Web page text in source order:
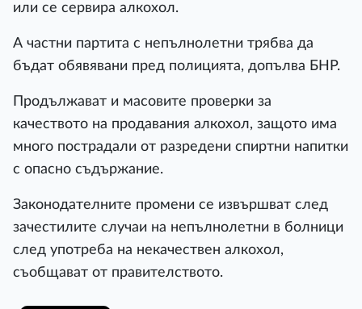
или се сервира алкохол.
А частни партита с непълнолетни трябва да
бъдат обявявани пред полицията, допълва БНР.
Продължават и масовите проверки за
качеството на продавания алкохол, защото има
много пострадали от разредени спиртни напитки
с опасно съдържание.
Законодателните промени се извършват след
зачестилите случаи на непълнолетни в болници
след употреба на некачествен алкохол,
съобщават от правителството.